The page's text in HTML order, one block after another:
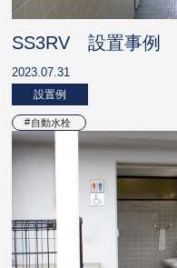
SS3RV 設置事例
2023.07.31
設置例
自動水栓